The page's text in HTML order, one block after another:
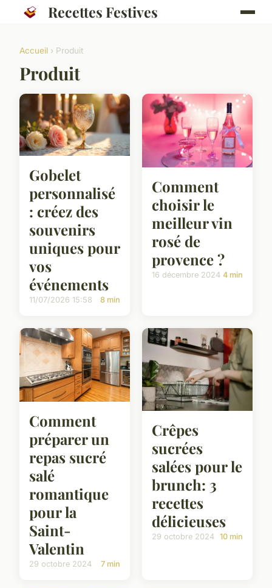
Recettes Festives
Accueil › Produit
Produit
Gobelet
personnalisé
: créez des
souvenirs
uniques pour
vos
événements
11/07/2026 15:58 8 min
Comment
choisir le
meilleur vin
rosé de
provence ?
16 décembre 2024 4 min
Comment
préparer un
repas sucré
salé
romantique
pour la
Saint-
Valentin
29 octobre 2024 7 min
Crêpes
sucrées
salées pour le
brunch: 3
recettes
délicieuses
29 octobre 2024 10 min